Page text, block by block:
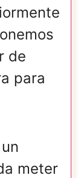
de
para
meter